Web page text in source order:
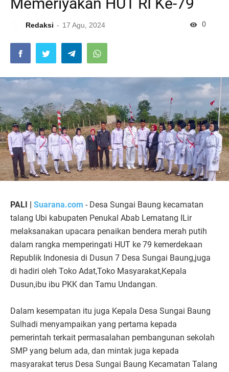
Redaksi 17 Agu, 2024 0
PALI | Suarana.com - Desa Sungai Baung kecamatan
talang Ubi kabupaten Penukal Abab Lematang ILir
melaksanakan upacara penaikan bendera merah putih
dalam rangka memperingati HUT ke 79 kemerdekaan
Republik Indonesia di Dusun 7 Desa Sungai Baung,juga
di hadiri oleh Toko Adat,Toko Masyarakat,Kepala
Dusun,ibu ibu PKK dan Tamu Undangan.
Dalam kesempatan itu juga Kepala Desa Sungai Baung
Sulhadi menyampaikan yang pertama kepada
pemerintah terkait permasalahan pembangunan sekolah
SMP yang belum ada, dan mintak juga kepada
masyarakat terus Desa Sungai Baung Kecamatan Talang